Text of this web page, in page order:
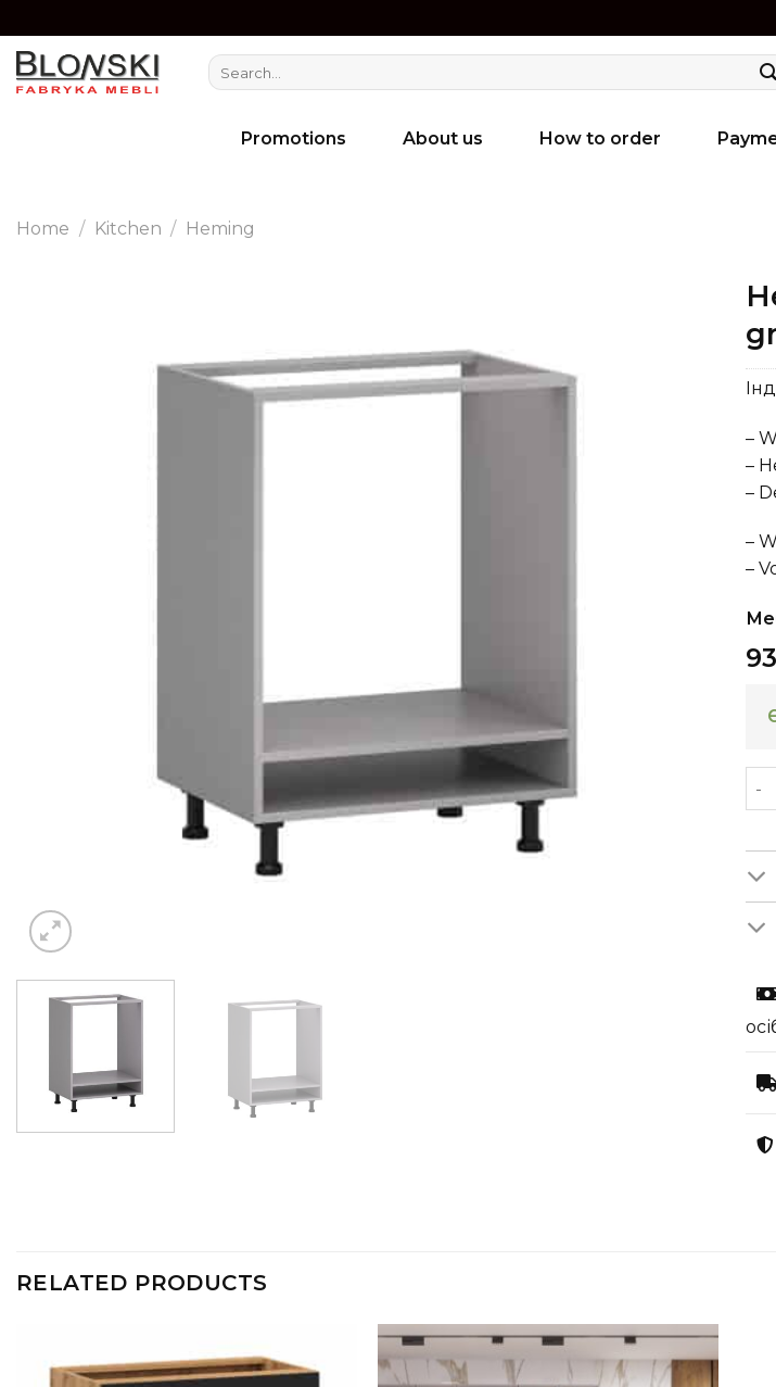
to
content
Search
for:
Promotions About us How to order
Home / Kitchen / Heming
–
–
–
–
–
RELATED PRODUCTS